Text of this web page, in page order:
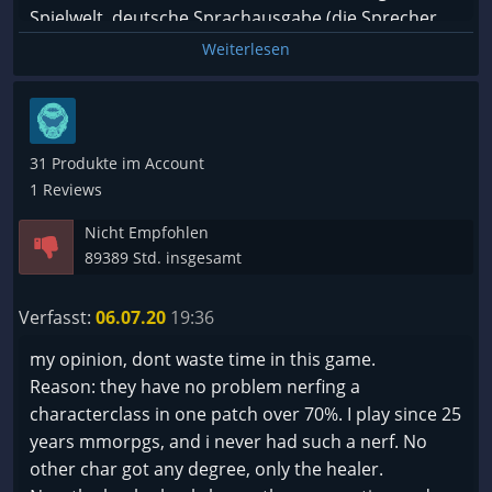
Spielwelt, deutsche Sprachausgabe (die Sprecher
haben einen tollen Job abgeliefert!), übersichtliche
Menüs, ein unkompliziertes und direktes Action-
Kampfsystem, wuchtiger Sound (wenn man einen
Bassbooster hat) und tolle Soundeffekte, schöne
und nicht zu langatmig erzählte Quests, eine
übersichtliche Reisefunktion, wunderschön
bekommt nie zu viele Quests auf einmal und weiß
immer, wo man als nächstes hin muss. Der rote
Highend, aber wenn man auf 4K spielt sieht es auch
heute noch glänzend aus. Die Steuerung ist
eingängig, wenn man seine Tasten vernünftig
belegt. Die Komfortfunktionen sind ein Traum (man
bekommt z.B. angezeigt, wann wichtige Gegner
respawnen und das ganz ohne installieren von
Drittanbieter-Addons. Konnte bis zum erscheinen
Weiterlesen
31 Produkte im Account
1 Reviews
Nicht Empfohlen
89389 Std. insgesamt
Verfasst: 06.07.20 19:36
my opinion, dont waste time in this game.
Reason: they have no problem nerfing a
characterclass in one patch over 70%. I play since 25
years mmorpgs, and i never had such a nerf. No
other char got any degree, only the healer.